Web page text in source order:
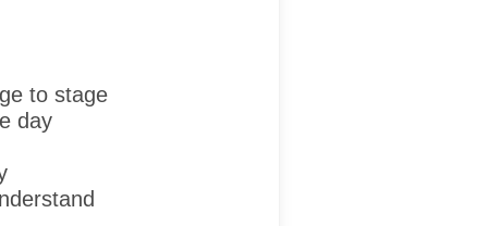
to stage
day